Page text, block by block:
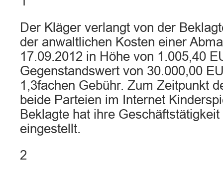
Der Kläger verlangt von der
der anwaltlichen Kosten einer
17.09.2012 in Höhe von 1.005,40
Gegenstandswert von 30.000,00
1,3fachen Gebühr. Zum Zeitpunkt
beide Parteien im Internet
Beklagte hat ihre
eingestellt.
2